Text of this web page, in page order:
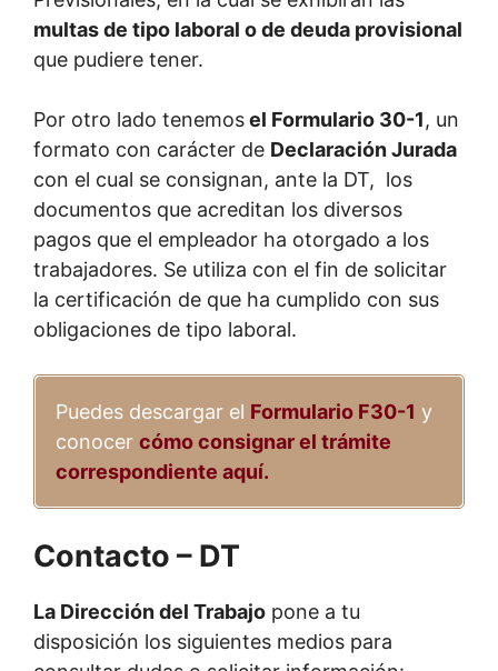
multas de tipo laboral o de deuda provisional
que pudiere tener.
Por otro lado tenemosel Formulario 30-1, un
formato con carácter de Declaración Jurada
con el cual se consignan, ante la DT, los
documentos que acreditan los diversos
pagos que el empleador ha otorgado a los
trabajadores. Se utiliza con el fin de solicitar
la certificación de que ha cumplido con sus
obligaciones de tipo laboral.
Puedes descargar el Formulario F30-1 y
conocer cómo consignar el trámite
correspondiente aquí.
Contacto – DT
La Dirección del Trabajo pone a tu
disposición los siguientes medios para